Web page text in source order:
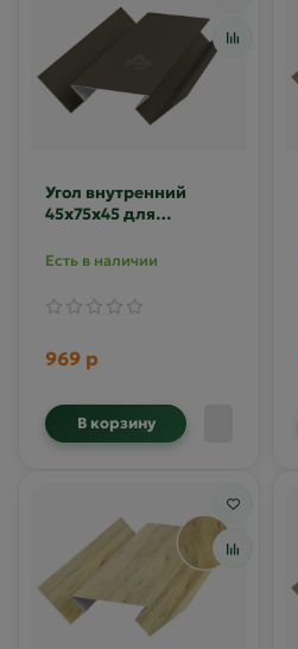
Угол внутренний
45х75х45 для
Есть в наличии
969 р
В корзину